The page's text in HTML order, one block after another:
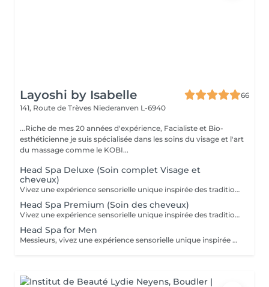
Layoshi by Isabelle
66
141, Route de Trèves Niederanven L-6940
...Riche de mes 20 années d'expérience, Facialiste et Bio-
esthéticienne je suis spécialisée dans les soins du visage et l'art
du massage comme le KOBI...
Head Spa Deluxe (Soin complet Visage et
cheveux)
Vivez une expérience sensorielle unique inspirée des traditions anciennes japonaises dédiées au soin du corps et à l'apaisement de l'esprit. Le Head Spa combine soin des cheveux et du visage pour améliorer la revitalisation du cuir chevelu tout en favorisant la réduction du stress et la relaxation générale: - Démaquillage du visage - Massage du visage manuel "coup d'éclat" - Massage manuel des épaules, de la nuque et du cuir chevelu à l'huile précieuse et utilisation de différents outils - Fontaine d'eau chaude - Masque visage hydratant - Shampoing - Masque capillaire sous bain de vapeur + sérum - Massage des mains et des bras. - Crème + Sérum visage hydradants - Séchage des cheveux (15 minutes)
Head Spa Premium (Soin des cheveux)
Vivez une expérience sensorielle unique inspirée des traditions anciennes japonaises dédiées au soin du corps et à l'apaisement de l'esprit. Le Head Spa combine soin des cheveux et du visage pour améliorer la revitalisation du cuir chevelu tout en favorisant la réduction du stress et la relaxation générale: - Démaquillage du visage - Massage manuel des épaules, de la nuque et du cuir chevelu à l'huile précieuse et utilisation de différents outils - Fontaine d'eau chaude - Shampoing - Masque capillaire sous bain de vapeur + sérum - Massage des mains et des bras. - Séchage des cheveux (15 minutes)
Head Spa for Men
Messieurs, vivez une expérience sensorielle unique inspirée des traditions anciennes japonaises dédiées au soin du corps et à l'apaisement de l'esprit adapté à votre peau. Le Head Spa combine soin des cheveux et du visage pour améliorer la revitalisation du cuir chevelu tout en favorisant la réduction du stress et la relaxation générale: - Soin du visage (nettoyage, massage, masque et/ou soin de la barbe) - Massage manuel des épaules, de la nuque et du cuir chevelu à l'huile précieuse et utilisation de différents outils - Fontaine d'eau chaude - Shampoing - Sérum capillaire - Séchage des cheveux